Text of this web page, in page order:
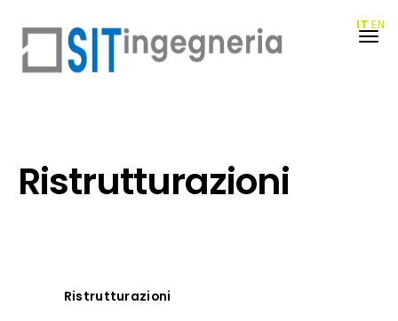
Ristrutturazioni
Ristrutturazioni
IT EN